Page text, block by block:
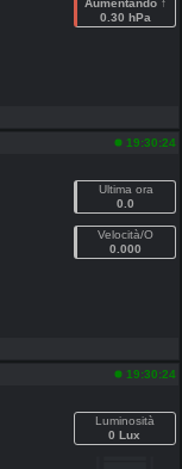
Aumentando ↑
0.30 hPa
19:30:24
Ultima ora
0.0
Velocità/O
0.000
19:30:24
Luminosità
0 Lux